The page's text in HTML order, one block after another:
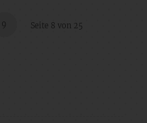
Seite 8 von 25
9